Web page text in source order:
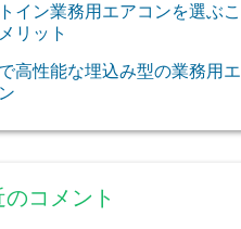
イン業務用エアコンを選ぶこ
リット
高性能な埋込み型の業務用エ
のコメント